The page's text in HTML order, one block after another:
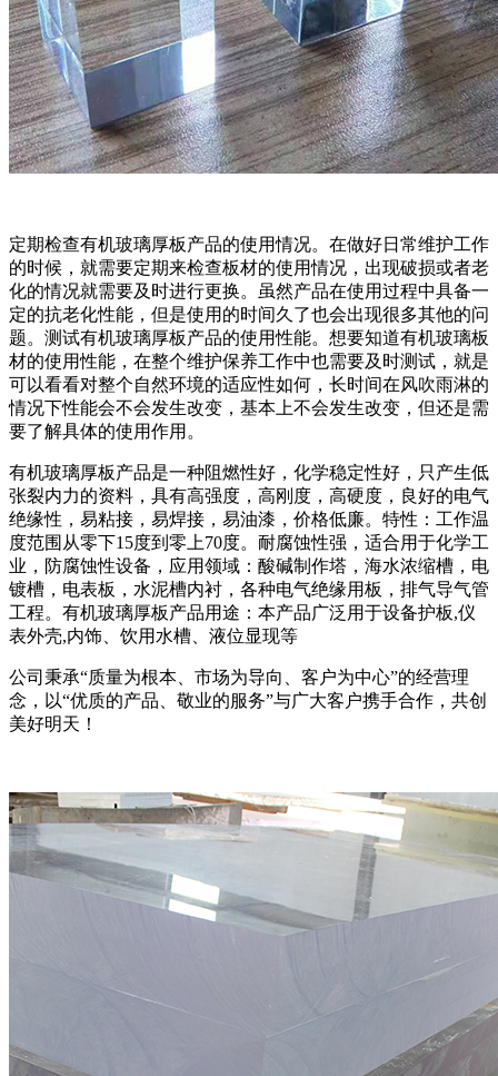
定期检查有机玻璃厚板产品的使用情况。在做好日常维护工作
的时候，就需要定期来检查板材的使用情况，出现破损或者老
化的情况就需要及时进行更换。虽然产品在使用过程中具备一
定的抗老化性能，但是使用的时间久了也会出现很多其他的问
题。测试有机玻璃厚板产品的使用性能。想要知道有机玻璃板
材的使用性能，在整个维护保养工作中也需要及时测试，就是
可以看看对整个自然环境的适应性如何，长时间在风吹雨淋的
情况下性能会不会发生改变，基本上不会发生改变，但还是需
要了解具体的使用作用。
有机玻璃厚板产品是一种阻燃性好，化学稳定性好，只产生低
张裂内力的资料，具有高强度，高刚度，高硬度，良好的电气
绝缘性，易粘接，易焊接，易油漆，价格低廉。特性：工作温
度范围从零下15度到零上70度。耐腐蚀性强，适合用于化学工
业，防腐蚀性设备，应用领域：酸碱制作塔，海水浓缩槽，电
镀槽，电表板，水泥槽内衬，各种电气绝缘用板，排气导气管
工程。有机玻璃厚板产品用途：本产品广泛用于设备护板,仪
表外壳,内饰、饮用水槽、液位显现等
公司秉承“质量为根本、市场为导向、客户为中心”的经营理
念，以“优质的产品、敬业的服务”与广大客户携手合作，共创
美好明天！